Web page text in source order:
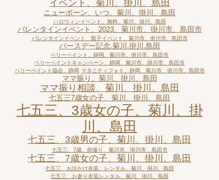
イベント、菊川、掛川、島田
ニューボーン、いつ、菊川、掛川、島田
ハロウィンイベント、無料、菊川、掛川、島田
バレンタインイベント、2023、菊川市、掛川市、島田市
バレンタインイベント、親子イベント、菊川市、掛川市、島田市
バースデー記念.菊川.掛川.島田
ベリーペイント、静岡、菊川市、掛川市、島田市
ベリーペイントキャンペーン、静岡、菊川市、掛川市、島田市
ベリーペイント協会、静岡 マタニティフォト、静岡、菊川市、掛川市、島田市
ママ振り、菊川、掛川、島田
ママ振り相談、菊川、掛川、島田
七五三7歳女の子、菊川、掛川、島田
七五三、3歳女の子、菊川、掛
川、島田
七五三、3歳男の子、菊川、掛川、島田
七五三、7歳、前撮り、菊川市、掛川市、島田市
七五三、7歳女の子、菊川、掛川、島田
七五三、お出かけ衣装、レンタル、菊川、掛川、島田
七五三、お参り衣装レンタル、菊川、掛川、島田